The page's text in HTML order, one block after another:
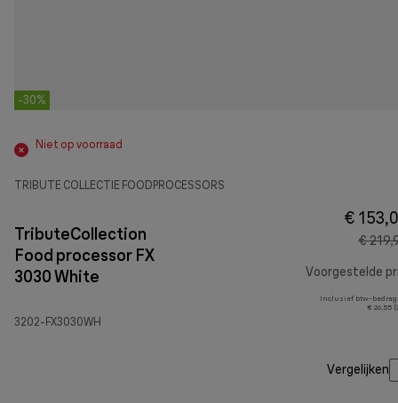
-30%
Niet op voorraad
TRIBUTE COLLECTIE FOODPROCESSORS
TributeCollection
Food processor FX
3030 White
3202-FX3030WH
€
€
Voorgestelde
Inclusief btw-bedrag
€ 26,55
Vergelijken